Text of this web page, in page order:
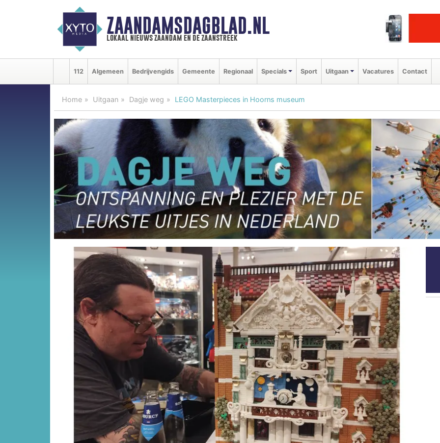
ZAANDAMSDAGBLAD.NL
lokaal nieuws zaandam en de zaanstreek
112 Algemeen Bedrijvengids Gemeente Regionaal Specials Sport Uitgaan Vacatures Contact
Home Uitgaan Dagje weg LEGO Masterpieces in Hoorns museum